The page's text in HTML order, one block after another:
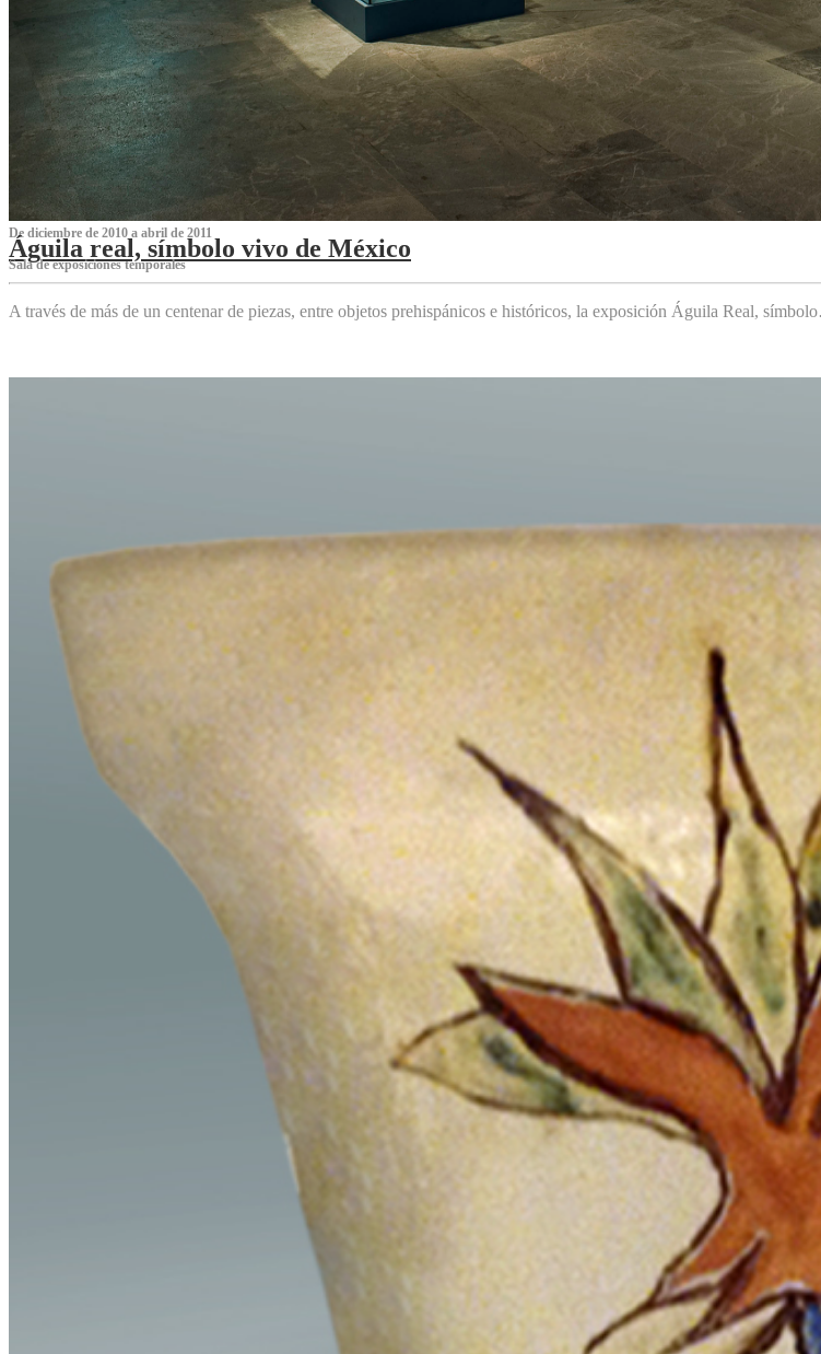
De diciembre de 2010 a abril de 2011
Águila real, símbolo vivo de México
Sala de exposiciones temporales
A través de más de un centenar de piezas, entre objetos prehispánicos e históricos, la exposición Águila Real,